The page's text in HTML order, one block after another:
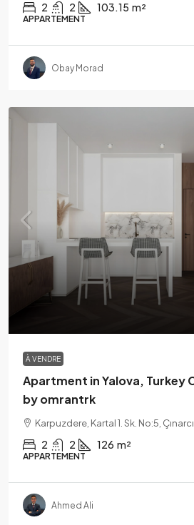
2 2 103.15 m²
APPARTEMENT
Obay Morad
À VENDRE
Apartment in Yalova, Turkey
by omrantrk
Karpuzdere, Kartal 1. Sk. No:5,
2 2 126 m²
APPARTEMENT
Ahmed Ali